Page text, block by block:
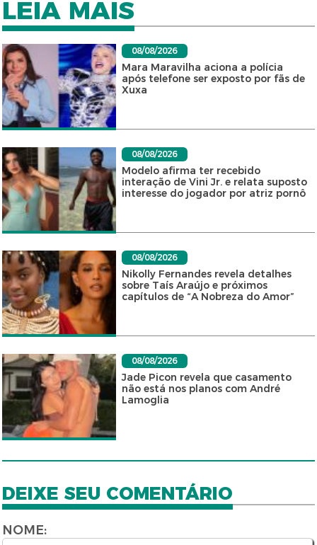
LEIA MAIS
08/08/2026
Mara Maravilha aciona a polícia
após telefone ser exposto por fãs de
Xuxa
08/08/2026
Modelo afirma ter recebido
interação de Vini Jr. e relata suposto
interesse do jogador por atriz pornô
08/08/2026
Nikolly Fernandes revela detalhes
sobre Taís Araújo e próximos
capítulos de “A Nobreza do Amor”
08/08/2026
Jade Picon revela que casamento
não está nos planos com André
Lamoglia
DEIXE SEU COMENTÁRIO
NOME: